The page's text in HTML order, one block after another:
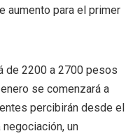
aumento para el primer
de 2200 a 2700 pesos
se comenzará a
percibirán desde el
un